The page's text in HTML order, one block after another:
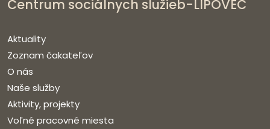
Centrum sociálnych služieb-LIPOVEC
Aktuality
Zoznam čakateľov
O nás
Naše služby
Aktivity, projekty
Voľné pracovné miesta